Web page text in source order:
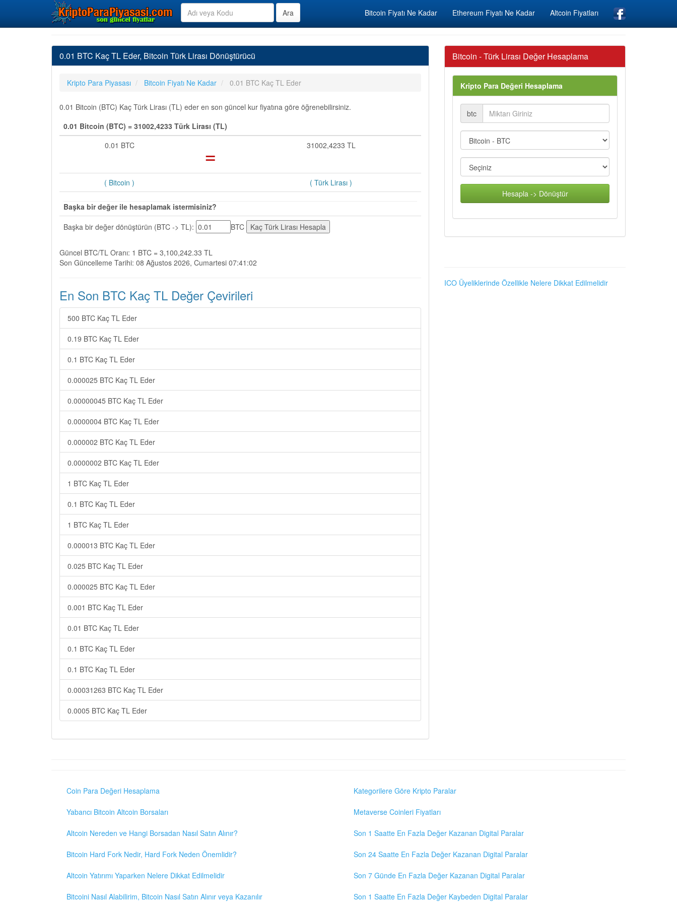
Bitcoin Fiyatı Ne Kadar Ethereum Fiyatı Ne Kadar Altcoin Fiyatları
0.01 BTC Kaç TL Eder, Bitcoin Türk Lirası Dönüştürücü
Kripto Para Piyasası Bitcoin Fiyatı Ne Kadar 0.01 BTC Kaç TL Eder
0.01 Bitcoin (BTC) Kaç Türk Lirası (TL) eder en son güncel kur fiyatına göre öğrenebilirsiniz.
0.01 Bitcoin (BTC) = 31002,4233 Türk Lirası (TL)
0.01 BTC
= 31002,4233 TL
( Bitcoin ) ( Türk Lirası )
Başka bir değer ile hesaplamak istermisiniz?
Başka bir değer dönüştürün (BTC -> TL):
BTC
Güncel BTC/TL Oranı: 1 BTC = 3,100,242.33 TL
Son Güncelleme Tarihi: 08 Ağustos 2026, Cumartesi 07:41:02
En Son BTC Kaç TL Değer Çevirileri
500 BTC Kaç TL Eder
0.19 BTC Kaç TL Eder
0.1 BTC Kaç TL Eder
0.000025 BTC Kaç TL Eder
0.00000045 BTC Kaç TL Eder
0.0000004 BTC Kaç TL Eder
0.000002 BTC Kaç TL Eder
0.0000002 BTC Kaç TL Eder
1 BTC Kaç TL Eder
0.1 BTC Kaç TL Eder
1 BTC Kaç TL Eder
0.000013 BTC Kaç TL Eder
0.025 BTC Kaç TL Eder
0.000025 BTC Kaç TL Eder
0.001 BTC Kaç TL Eder
0.01 BTC Kaç TL Eder
0.1 BTC Kaç TL Eder
0.1 BTC Kaç TL Eder
0.00031263 BTC Kaç TL Eder
0.0005 BTC Kaç TL Eder
Bitcoin - Türk Lirası Değer Hesaplama
Kripto Para Değeri Hesaplama
btc
Hesapla -> Dönüştür
ICO Üyeliklerinde Özellikle Nelere Dikkat Edilmelidir
Coin Para Değeri Hesaplama
Yabancı Bitcoin Altcoin Borsaları
Altcoin Nereden ve Hangi Borsadan Nasıl Satın Alınır?
Bitcoin Hard Fork Nedir, Hard Fork Neden Önemlidir?
Altcoin Yatırımı Yaparken Nelere Dikkat Edilmelidir
Bitcoini Nasıl Alabilirim, Bitcoin Nasıl Satın Alınır veya Kazanılır
Kategorilere Göre Kripto Paralar
Metaverse Coinleri Fiyatları
Son 1 Saatte En Fazla Değer Kazanan Digital Paralar
Son 24 Saatte En Fazla Değer Kazanan Digital Paralar
Son 7 Günde En Fazla Değer Kazanan Digital Paralar
Son 1 Saatte En Fazla Değer Kaybeden Digital Paralar